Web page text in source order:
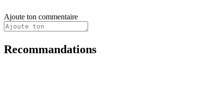
Ajoute ton commentaire
Recommandations